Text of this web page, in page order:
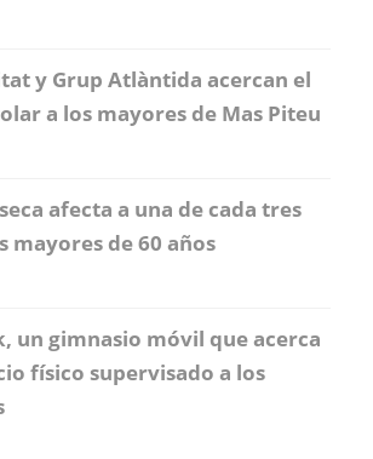
y Grup Atlàntida acercan el
a los mayores de Mas Piteu
afecta a una de cada tres
mayores de 60 años
un gimnasio móvil que acerca
físico supervisado a los